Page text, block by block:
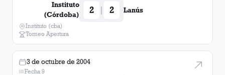
Instituto
(Córdoba)
2 | 2 Lanús
Instituto (cba)
Torneo Apertura
3 de octubre de 2004
Fecha 9